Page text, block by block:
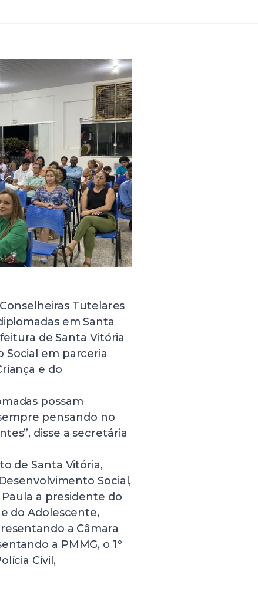
Tutelares
em Santa
de Santa Vitória
Social em parceria
e do
possam
pensando no
disse a secretária
de Santa Vitória,
Social,
a presidente do
do Adolescente,
a Câmara
a PMMG, o 1º
Civil,